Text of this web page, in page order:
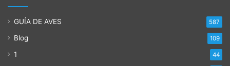
GUÍA DE AVES 587
Blog 109
1 44